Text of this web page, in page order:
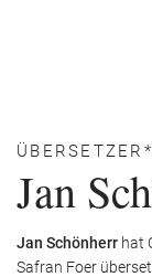
Jan
Jan Schönherr hat
Safran Foer